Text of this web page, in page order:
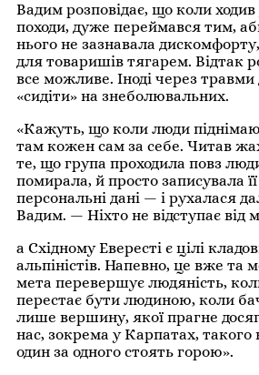
Вадим розповідає, що коли ходив
походи, дуже переймався тим,
нього не зазнавала
для товаришів тягарем. Відтак
все можливе. Іноді через травми
«сидіти» на знеболювальних.
«Кажуть, що коли люди
там кожен сам за себе. Читав
те, що група проходила повз
помирала, й просто записувала
персональні дані — і рухалася
Вадим. — Ніхто не відступає від
а Східному Евересті є цілі
альпіністів. Напевно, це вже та
мета перевершує людяність,
перестає бути людиною, коли
лише вершину, якої прагне
нас, зокрема у Карпатах, такого
один за одного стоять горою».